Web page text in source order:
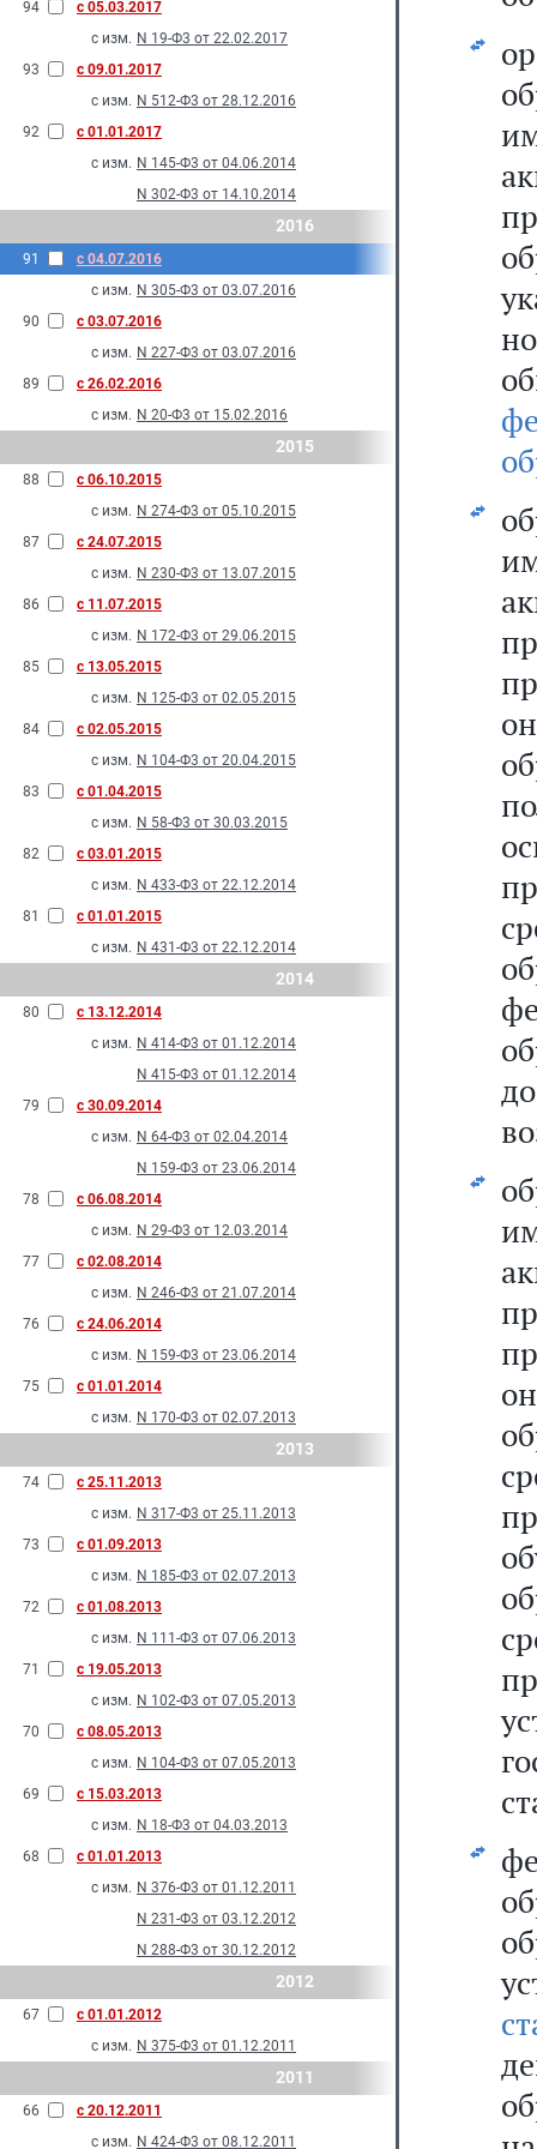
94
с 05.03.2017
с изм. N 19-Ф3 от 22.02.2017
93
с 09.01.2017
с изм. N 512-Ф3 от 28.12.2016
92
с 01.01.2017
с изм. N 145-Ф3 от 04.06.2014
N 302-Ф3 от 14.10.2014
2016
91
с 04.07.2016
с изм. N 305-Ф3 от 03.07.2016
90
с 03.07.2016
с изм. N 227-Ф3 от 03.07.2016
89
с 26.02.2016
с изм. N 20-Ф3 от 15.02.2016
2015
88
с 06.10.2015
с изм. N 274-Ф3 от 05.10.2015
87
с 24.07.2015
с изм. N 230-Ф3 от 13.07.2015
86
с 11.07.2015
с изм. N 172-Ф3 от 29.06.2015
85
с 13.05.2015
с изм. N 125-Ф3 от 02.05.2015
84
с 02.05.2015
с изм. N 104-Ф3 от 20.04.2015
83
с 01.04.2015
с изм. N 58-Ф3 от 30.03.2015
82
с 03.01.2015
с изм. N 433-Ф3 от 22.12.2014
81
с 01.01.2015
с изм. N 431-Ф3 от 22.12.2014
2014
80
с 13.12.2014
с изм. N 414-Ф3 от 01.12.2014
N 415-Ф3 от 01.12.2014
79
с 30.09.2014
с изм. N 64-Ф3 от 02.04.2014
N 159-Ф3 от 23.06.2014
78
с 06.08.2014
с изм. N 29-Ф3 от 12.03.2014
77
с 02.08.2014
с изм. N 246-Ф3 от 21.07.2014
76
с 24.06.2014
с изм. N 159-Ф3 от 23.06.2014
75
с 01.01.2014
с изм. N 170-Ф3 от 02.07.2013
2013
74
с 25.11.2013
с изм. N 317-Ф3 от 25.11.2013
73
с 01.09.2013
с изм. N 185-Ф3 от 02.07.2013
72
с 01.08.2013
с изм. N 111-Ф3 от 07.06.2013
71
с 19.05.2013
с изм. N 102-Ф3 от 07.05.2013
70
с 08.05.2013
с изм. N 104-Ф3 от 07.05.2013
69
с 15.03.2013
с изм. N 18-Ф3 от 04.03.2013
68
с 01.01.2013
с изм. N 376-Ф3 от 01.12.2011
N 231-Ф3 от 03.12.2012
N 288-Ф3 от 30.12.2012
2012
67
с 01.01.2012
с изм. N 375-Ф3 от 01.12.2011
2011
66
с 20.12.2011
с изм. N 424-Ф3 от 08.12.2011